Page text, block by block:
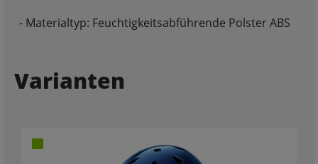
- Materialtyp: Feuchtigkeitsabführende Polster ABS
Varianten